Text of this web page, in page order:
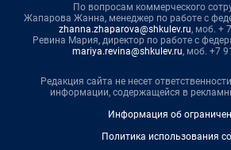
По вопросам коммерческого
Жапарова Жанна, менеджер по работе с
zhanna.zhaparova@shkulev.ru, моб. +
Ревина Мария, директор по работе с
mariya.revina@shkulev.ru, моб. +7
Редакция сайта не несет
информации, содержащейся в
Информация об
Политика использования